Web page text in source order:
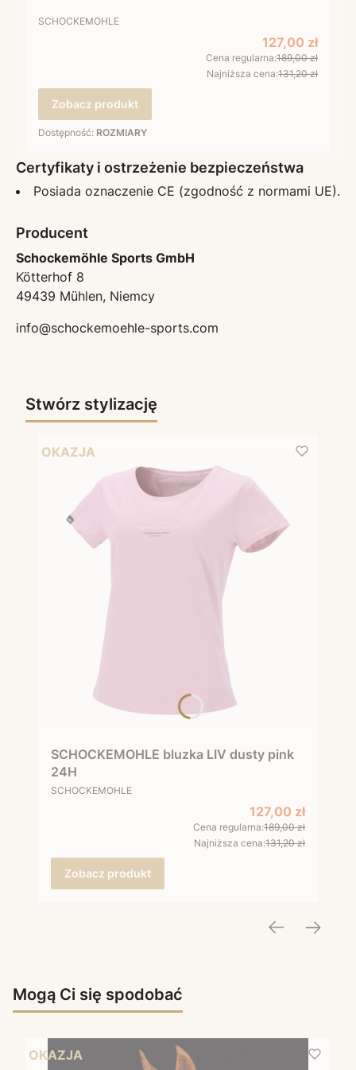
PRODUCENT
SCHOCKEMOHLE
Cena
127,00 zł
Cena regularna:189,00 zł
Najniższa cena:131,20 zł
Zobacz produkt
Dostępność: ROZMIARY
Certyfikaty i ostrzeżenie bezpieczeństwa
Posiada oznaczenie CE (zgodność z normami UE).
Producent
Schockemöhle Sports GmbH
Kötterhof 8
49439 Mühlen, Niemcy
info@schockemoehle-sports.com
Stwórz stylizację
OKAZJA
SCHOCKEMOHLE bluzka LIV dusty pink
24H
PRODUCENT
SCHOCKEMOHLE
Cena promocyjna
127,00 zł
Cena regularna:189,00 zł
Najniższa cena:131,20 zł
Zobacz produkt
Mogą Ci się spodobać
OKAZJA